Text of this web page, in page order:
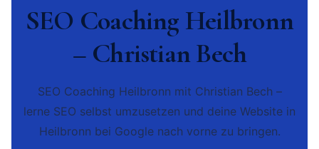
SEO Coaching Heilbronn
– Christian Bech
SEO Coaching Heilbronn mit Christian Bech –
lerne SEO selbst umzusetzen und deine Website in
Heilbronn bei Google nach vorne zu bringen.